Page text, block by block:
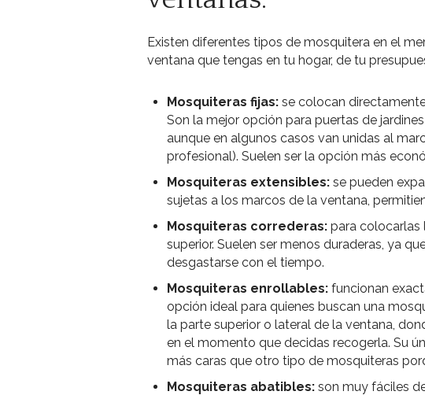
Existen diferentes tipos de mosquitera en el
ventana que tengas en tu hogar, de tu
Mosquiteras fijas: se colocan
Son la mejor opción para puertas de
aunque en algunos casos van unidas al
profesional). Suelen ser la opción más
Mosquiteras extensibles: se pueden
sujetas a los marcos de la ventana,
Mosquiteras correderas: para colocarlas
superior. Suelen ser menos duraderas, ya
desgastarse con el tiempo.
Mosquiteras enrollables: funcionan
opción ideal para quienes buscan una
la parte superior o lateral de la ventana,
en el momento que decidas recogerla. Su
más caras que otro tipo de mosquiteras
Mosquiteras abatibles: son muy fáciles